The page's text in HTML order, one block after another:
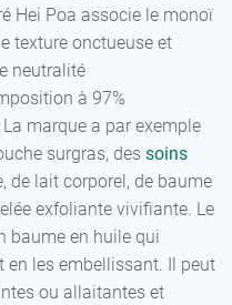
Hei Poa associe le monoï
texture onctueuse et
neutralité
à 97%
marque a par exemple
surgras, des soins
de lait corporel, de baume
exfoliante vivifiante. Le
baume en huile qui
en les embellissant. Il peut
ou allaitantes et